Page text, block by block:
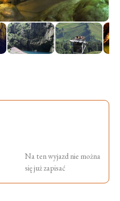
Na ten wyjazd nie można
się już zapisać